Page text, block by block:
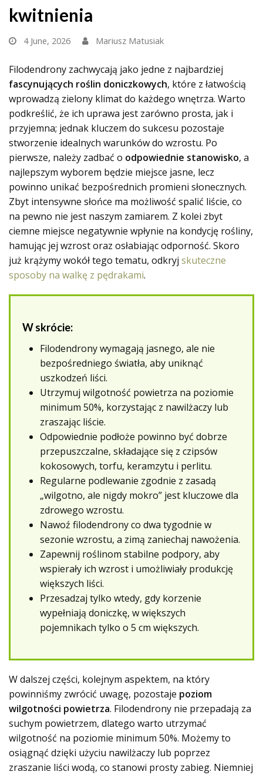
kwitnienia
4 June, 2026 Mariusz Matusiak
Filodendrony zachwycają jako jedne z najbardziej
fascynujących roślin doniczkowych, które z łatwością
wprowadzą zielony klimat do każdego wnętrza. Warto
podkreślić, że ich uprawa jest zarówno prosta, jak i
przyjemna; jednak kluczem do sukcesu pozostaje
stworzenie idealnych warunków do wzrostu. Po
pierwsze, należy zadbać o odpowiednie stanowisko, a
najlepszym wyborem będzie miejsce jasne, lecz
powinno unikać bezpośrednich promieni słonecznych.
Zbyt intensywne słońce ma możliwość spalić liście, co
na pewno nie jest naszym zamiarem. Z kolei zbyt
ciemne miejsce negatywnie wpłynie na kondycję rośliny,
hamując jej wzrost oraz osłabiając odporność. Skoro
już krążymy wokół tego tematu, odkryj skuteczne
sposoby na walkę z pędrakami.
W skrócie:
Filodendrony wymagają jasnego, ale nie
bezpośredniego światła, aby uniknąć
uszkodzeń liści.
Utrzymuj wilgotność powietrza na poziomie
minimum 50%, korzystając z nawilżaczy lub
zraszając liście.
Odpowiednie podłoże powinno być dobrze
przepuszczalne, składające się z czipsów
kokosowych, torfu, keramzytu i perlitu.
Regularne podlewanie zgodnie z zasadą
„wilgotno, ale nigdy mokro” jest kluczowe dla
zdrowego wzrostu.
Nawoź filodendrony co dwa tygodnie w
sezonie wzrostu, a zimą zaniechaj nawożenia.
Zapewnij roślinom stabilne podpory, aby
wspierały ich wzrost i umożliwiały produkcję
większych liści.
Przesadzaj tylko wtedy, gdy korzenie
wypełniają doniczkę, w większych
pojemnikach tylko o 5 cm większych.
W dalszej części, kolejnym aspektem, na który
powinniśmy zwrócić uwagę, pozostaje poziom
wilgotności powietrza. Filodendrony nie przepadają za
suchym powietrzem, dlatego warto utrzymać
wilgotność na poziomie minimum 50%. Możemy to
osiągnąć dzięki użyciu nawilżaczy lub poprzez
zraszanie liści wodą, co stanowi prosty zabieg. Niemniej